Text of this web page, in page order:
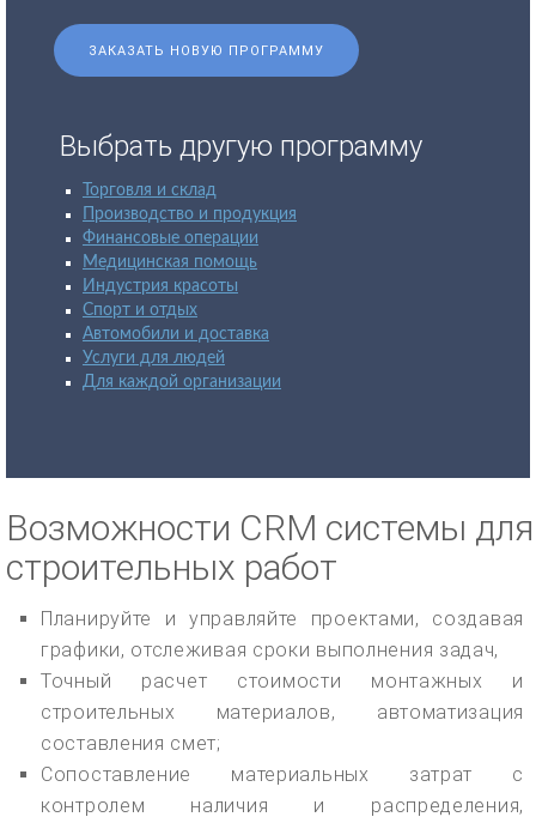
ЗАКАЗАТЬ НОВУЮ ПРОГРАММУ
Выбрать другую программу
Торговля и склад
Производство и продукция
Финансовые операции
Медицинская помощь
Индустрия красоты
Спорт и отдых
Автомобили и доставка
Услуги для людей
Для каждой организации
Возможности CRM системы для
строительных работ
Планируйте и управляйте проектами, создавая
графики, отслеживая сроки выполнения задач,
Точный расчет стоимости монтажных и
строительных материалов, автоматизация
составления смет;
Сопоставление материальных затрат с
контролем наличия и распределения,